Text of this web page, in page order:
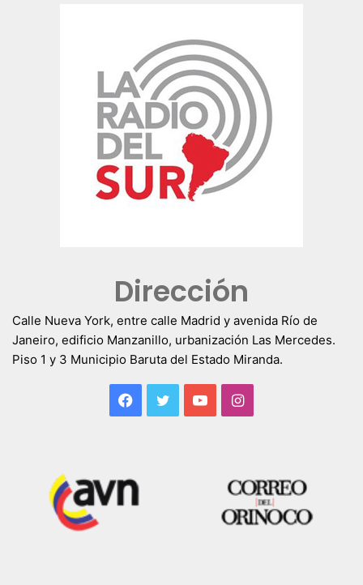
Dirección
Calle Nueva York, entre calle Madrid y avenida Río de
Janeiro, edificio Manzanillo, urbanización Las Mercedes.
Piso 1 y 3 Municipio Baruta del Estado Miranda.
Facebook
TwitterYouTubeInstagram